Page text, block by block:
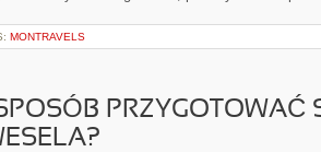
MONTRAVELS
PRZYGOTOWAĆ